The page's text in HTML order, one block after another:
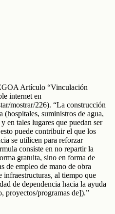
Artículo “Vinculación
internet en
mostrar/226). “La construcción
(hospitales, suministros de agua,
en tales lugares que puedan ser
puede contribuir el que los
se utilicen para reforzar
consiste en no repartir la
gratuita, sino en forma de
de empleo de mano de obra
infraestructuras, al tiempo que
de dependencia hacia la ayuda
proyectos/programas de]).”